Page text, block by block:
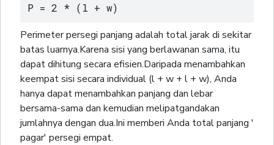
P = 2 * (l + w)
Perimeter persegi panjang adalah total jarak di sekitar
batas luarnya.Karena sisi yang berlawanan sama, itu
dapat dihitung secara efisien.Daripada menambahkan
keempat sisi secara individual (l + w + l + w), Anda
hanya dapat menambahkan panjang dan lebar
bersama-sama dan kemudian melipatgandakan
jumlahnya dengan dua.Ini memberi Anda total panjang '
pagar' persegi empat.